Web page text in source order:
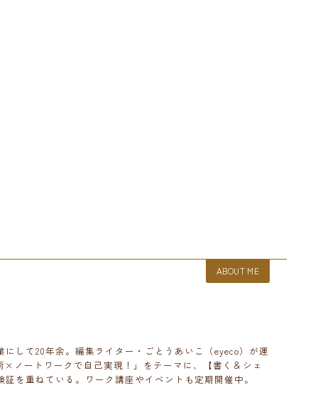
ABOUT ME
して20年余。編集ライター・ごとうあいこ（eyeco）が運
×ノートワークで自己実現！」をテーマに、【書く＆シェ
を重ねている。ワーク講座やイベントも定期開催中。